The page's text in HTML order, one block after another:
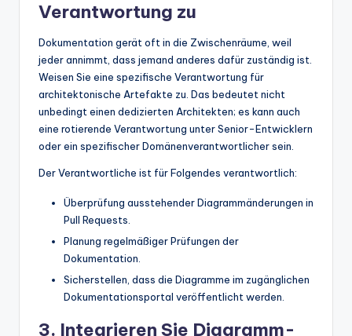
Verantwortung zu
Dokumentation gerät oft in die Zwischenräume, weil
jeder annimmt, dass jemand anderes dafür zuständig ist.
Weisen Sie eine spezifische Verantwortung für
architektonische Artefakte zu. Das bedeutet nicht
unbedingt einen dedizierten Architekten; es kann auch
eine rotierende Verantwortung unter Senior-Entwicklern
oder ein spezifischer Domänenverantwortlicher sein.
Der Verantwortliche ist für Folgendes verantwortlich:
Überprüfung ausstehender Diagrammänderungen in
Pull Requests.
Planung regelmäßiger Prüfungen der
Dokumentation.
Sicherstellen, dass die Diagramme im zugänglichen
Dokumentationsportal veröffentlicht werden.
3. Integrieren Sie Diagramm-